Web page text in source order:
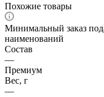
Похожие товары
Минимальный заказ
наименований
Состав
—
Премиум
Вес, г
—